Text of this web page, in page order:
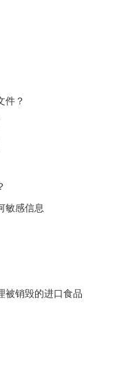
件？
敏感信息
被销毁的进口食品